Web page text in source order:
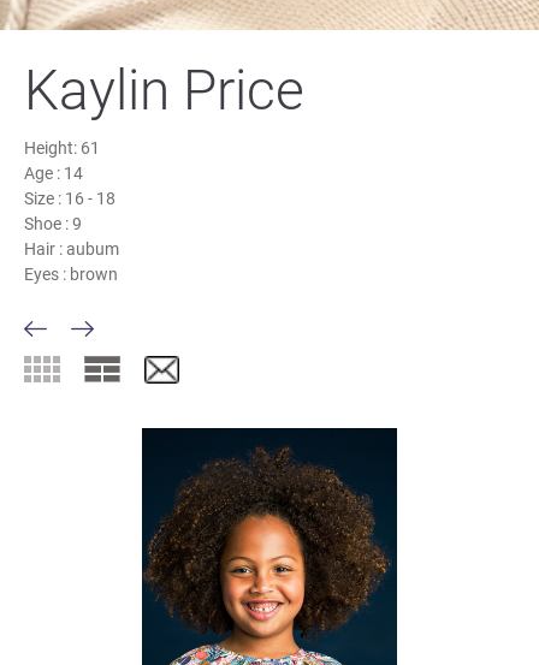
Kaylin Price
Height: 61
Age : 14
Size : 16 - 18
Shoe :9
Hair :aubum
Eyes : brown